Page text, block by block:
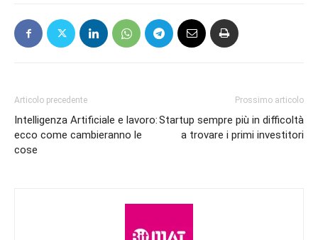
Articolo precedente
Intelligenza Artificiale e lavoro:
ecco come cambieranno le
cose
Prossimo articolo
Startup sempre più in difficoltà
a trovare i primi investitori